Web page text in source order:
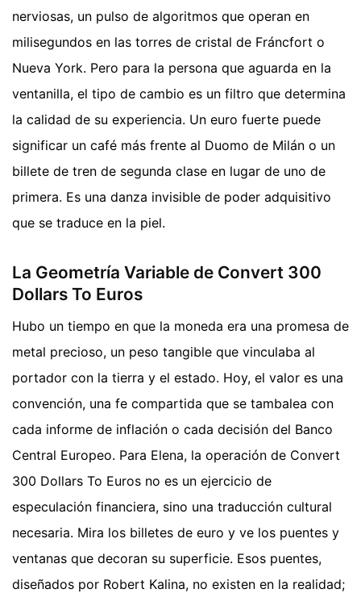
nerviosas, un pulso de algoritmos que operan en
milisegundos en las torres de cristal de Fráncfort o
Nueva York. Pero para la persona que aguarda en la
ventanilla, el tipo de cambio es un filtro que determina
la calidad de su experiencia. Un euro fuerte puede
significar un café más frente al Duomo de Milán o un
billete de tren de segunda clase en lugar de uno de
primera. Es una danza invisible de poder adquisitivo
que se traduce en la piel.
La Geometría Variable de Convert 300
Dollars To Euros
Hubo un tiempo en que la moneda era una promesa de
metal precioso, un peso tangible que vinculaba al
portador con la tierra y el estado. Hoy, el valor es una
convención, una fe compartida que se tambalea con
cada informe de inflación o cada decisión del Banco
Central Europeo. Para Elena, la operación de Convert
300 Dollars To Euros no es un ejercicio de
especulación financiera, sino una traducción cultural
necesaria. Mira los billetes de euro y ve los puentes y
ventanas que decoran su superficie. Esos puentes,
diseñados por Robert Kalina, no existen en la realidad;